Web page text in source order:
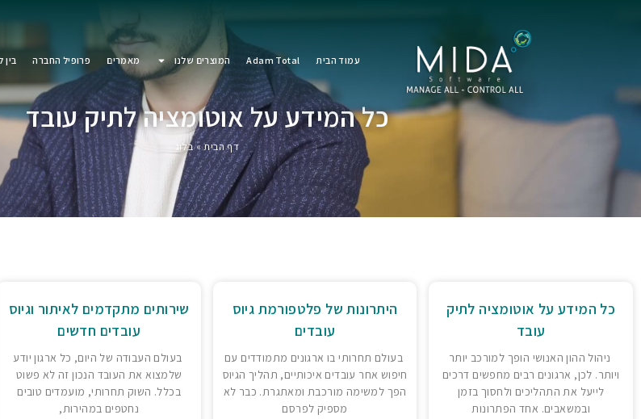
עמוד הבית Adam Total המוצרים שלנו מאמרים פרופיל החברה בין
כל המידע על אוטומציה לתיק עובד
דף הבית»בלוג
כל המידע על אוטומציה לתיק
עובד
ניהול ההון האנושי הופך למורכב יותר
ויותר. לכן, ארגונים רבים מחפשים דרכים
לייעל את התהליכים ולחסוך בזמן
ובמשאבים. אחד הפתרונות
היתרונות של פלטפורמת גיוס
עובדים
בעולם תחרותי בו ארגונים מתמודדים עם
חיפוש אחר עובדים איכותיים, תהליך הגיוס
הפך למשימה מורכבת ומאתגרת. כבר לא
מספיק לפרסם
שירותים מתקדמים לאיתור וגיוס
עובדים חדשים
בעולם העבודה של היום, כל ארגון יודע
שלמצוא את העובד הנכון זה לא פשוט
בכלל. השוק תחרותי, מועמדים טובים
נחטפים במהירות,